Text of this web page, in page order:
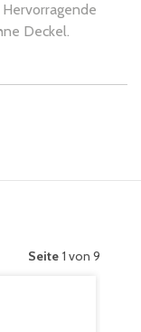
Deckel.
Seite 1 von 9